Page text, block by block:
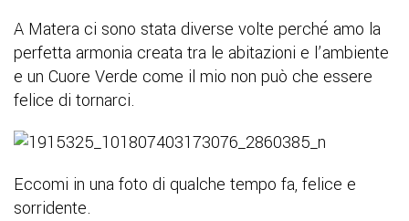
A Matera ci sono stata diverse volte perché amo la
perfetta armonia creata tra le abitazioni e l’ambiente
e un Cuore Verde come il mio non può che essere
felice di tornarci.
Eccomi in una foto di qualche tempo fa, felice e
sorridente.